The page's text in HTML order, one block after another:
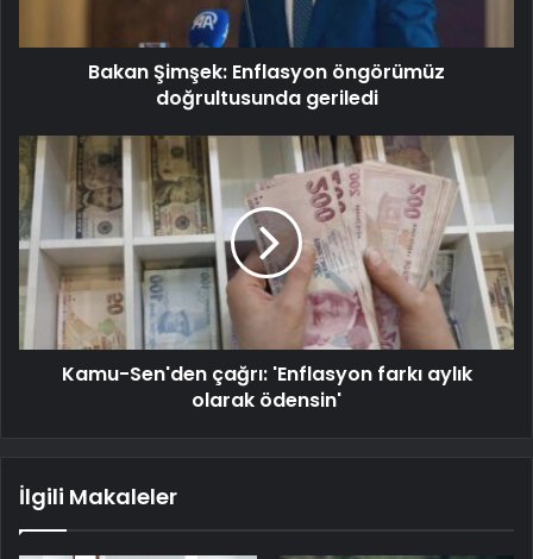
Bakan Şimşek: Enflasyon öngörümüz
doğrultusunda geriledi
Kamu-Sen'den çağrı: 'Enflasyon farkı aylık
olarak ödensin'
İlgili Makaleler